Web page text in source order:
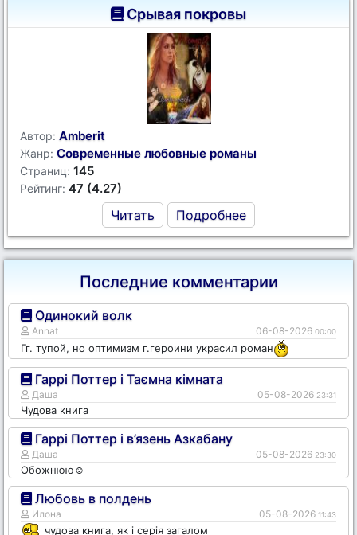
Срывая покровы
Автор: Amberit
Жанр: Современные любовные романы
Страниц: 145
Рейтинг: 47 (4.27)
Читать Подробнее
Последние комментарии
Одинокий волк
Annat 06-08-2026 00:00
Гг. тупой, но оптимизм г.героини украсил роман
Гаррі Поттер і Таємна кімната
Даша 05-08-2026 23:31
Чудова книга
Гаррі Поттер і в’язень Азкабану
Даша 05-08-2026 23:30
Обожнюю☺️
Любовь в полдень
Илона 05-08-2026 11:43
чудова книга, як і серія загалом